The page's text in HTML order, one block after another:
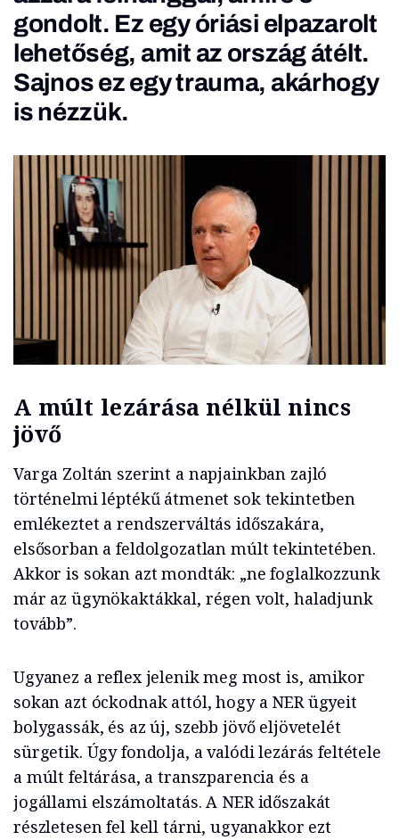
gondolt. Ez egy óriási elpazarolt
lehetőség, amit az ország átélt.
Sajnos ez egy trauma, akárhogy
is nézzük.
A múlt lezárása nélkül nincs
jövő
Varga Zoltán szerint a napjainkban zajló
történelmi léptékű átmenet sok tekintetben
emlékeztet a rendszerváltás időszakára,
elsősorban a feldolgozatlan múlt tekintetében.
Akkor is sokan azt mondták: „ne foglalkozzunk
már az ügynökaktákkal, régen volt, haladjunk
tovább”.
Ugyanez a reflex jelenik meg most is, amikor
sokan azt óckodnak attól, hogy a NER ügyeit
bolygassák, és az új, szebb jövő eljövetelét
sürgetik. Úgy fondolja, a valódi lezárás feltétele
a múlt feltárása, a transzparencia és a
jogállami elszámoltatás. A NER időszakát
részletesen fel kell tárni, ugyanakkor ezt